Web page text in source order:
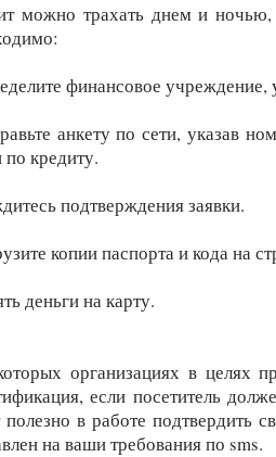
можно трахать днем и
финансовое учреждение,
анкету по сети, указав
по кредиту.
подтверждения заявки.
копии паспорта и кода на
деньги на карту.
организациях в целях
если посетитель
полезно в работе подтвердить
на ваши требования по sms.